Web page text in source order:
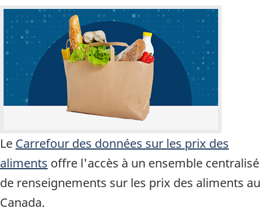
Le Carrefour des données sur les prix des
aliments offre l'accès à un ensemble centralisé
de renseignements sur les prix des aliments au
Canada.